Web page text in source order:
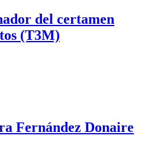
del certamen
(T3M)
Fernández Donaire